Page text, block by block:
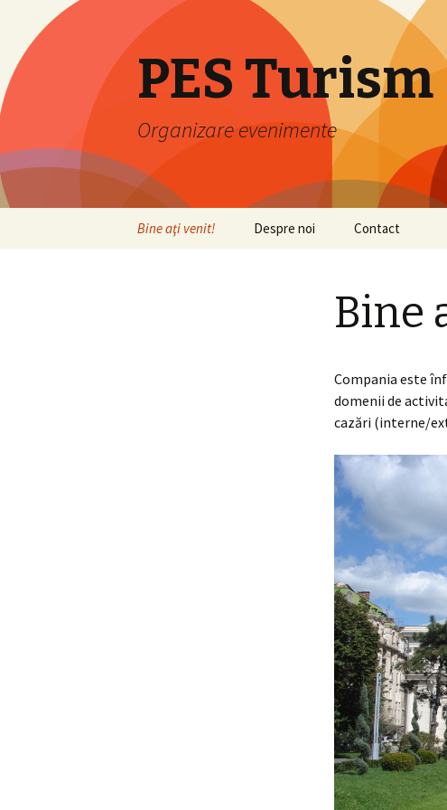
PES Turism
Organizare evenimente
Skip
Bine aţi venit! Despre noi Contact
Bine
Compania este
domenii de
cazări (interne/